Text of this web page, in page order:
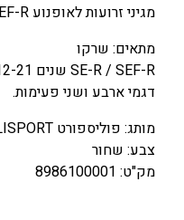
ו
ת
S
H
R
C
O
מגיני זרועות לאופנוע SHERCO SE-R / SEF-R
מתאים: שרקו
SE-R / SEF-R שנים 12-21
דגמי ארבע ושני פעימות.
מותג: פוליספורט POLISPORT
צבע: שחור
מק"ט: 8986100001